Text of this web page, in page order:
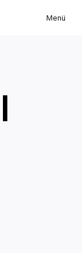
Menü